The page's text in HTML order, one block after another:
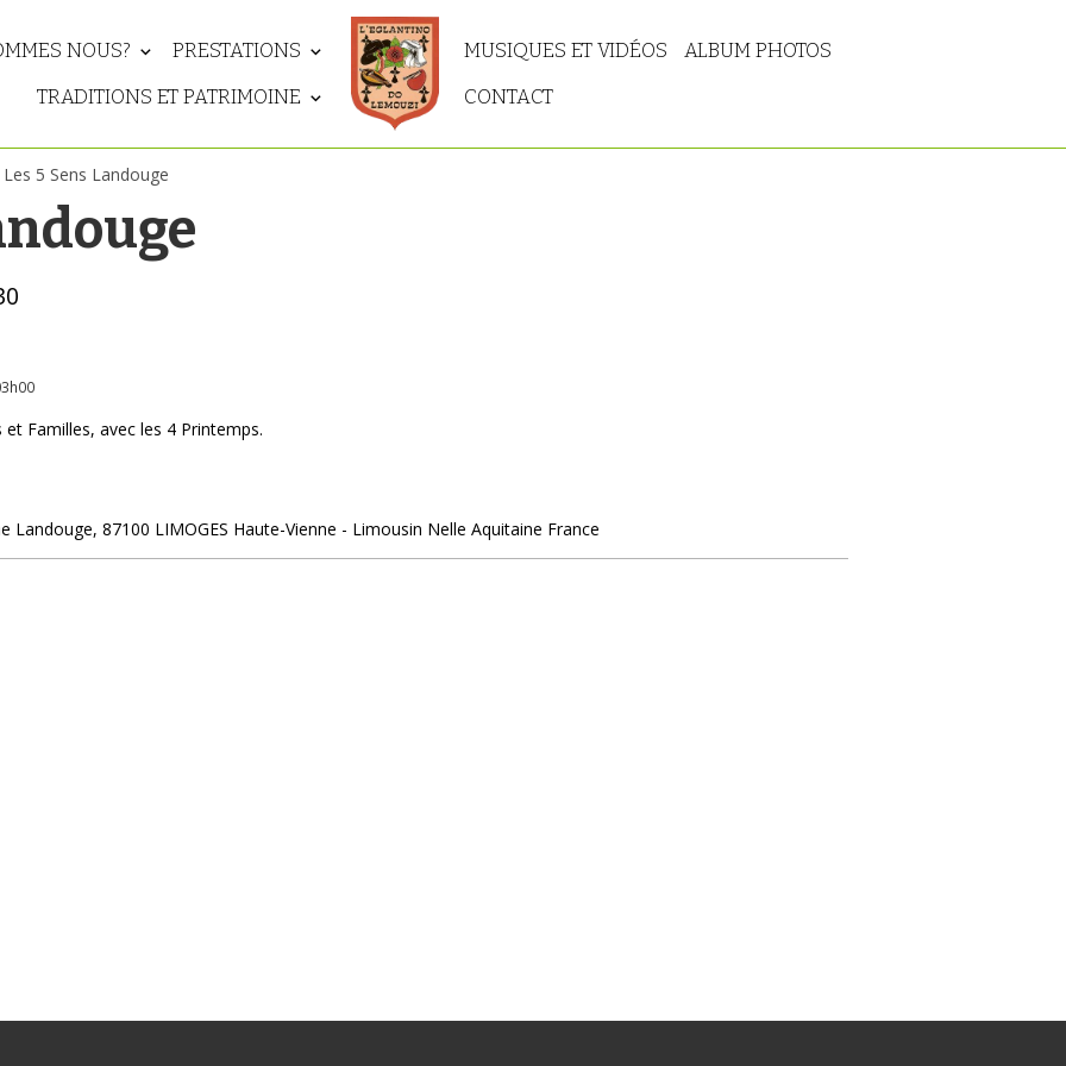
NOUS?
PRESTATIONS
TRADITIONS ET PATRIMOINE
MUSIQUES ET VIDÉOS
ALBUM PHOTOS
CONTACT
Les 5 Sens Landouge
Familles, avec les 4 Printemps.
Landouge, 87100 LIMOGES Haute-Vienne - Limousin Nelle Aquitaine France